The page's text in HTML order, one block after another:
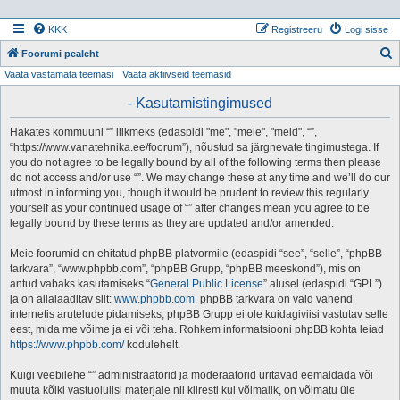
KKK Logi sisse
Registreeru
Foorumi pealeht
Vaata vastamata teemasi Vaata aktiivseid teemasid
- Kasutamistingimused
Hakates kommuuni “” liikmeks (edaspidi "me", "meie", "meid", “”,
“https://www.vanatehnika.ee/foorum”), nõustud sa järgnevate tingimustega. If
you do not agree to be legally bound by all of the following terms then please
do not access and/or use “”. We may change these at any time and we’ll do our
utmost in informing you, though it would be prudent to review this regularly
yourself as your continued usage of “” after changes mean you agree to be
legally bound by these terms as they are updated and/or amended.
Meie foorumid on ehitatud phpBB platvormile (edaspidi “see”, “selle”, “phpBB
tarkvara”, “www.phpbb.com”, “phpBB Grupp, “phpBB meeskond”), mis on
antud vabaks kasutamiseks “General Public License” alusel (edaspidi “GPL”)
ja on allalaaditav siit: www.phpbb.com. phpBB tarkvara on vaid vahend
internetis arutelude pidamiseks, phpBB Grupp ei ole kuidagiviisi vastutav selle
eest, mida me võime ja ei või teha. Rohkem informatsiooni phpBB kohta leiad
https://www.phpbb.com/kodulehelt.
Kuigi veebilehe “” administraatorid ja moderaatorid üritavad eemaldada või
muuta kõiki vastuolulisi materjale nii kiiresti kui võimalik, on võimatu üle